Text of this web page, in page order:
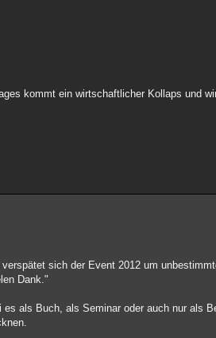
kommt ein wirtschaftlicher Kollaps und
sich der Event 2012 um
Dank."
als Buch, als Seminar oder auch nur als